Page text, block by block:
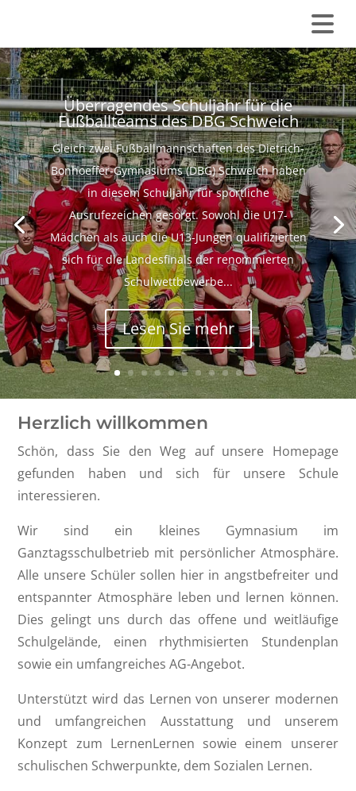
Überragendes Schuljahr für die
Fußballteams des DBG Schweich
Gleich zwei Fußballmannschaften des Dietrich-
Bonhoeffer-Gymnasiums (DBG) Schweich haben
in diesem Schuljahr für sportliche
Ausrufezeichen gesorgt. Sowohl die U17-
Mädchen als auch die U13-Jungen qualifizierten
sich für die Landesfinals der renommierten
Schulwettbewerbe...
Lesen Sie mehr
Herzlich willkommen
Schön, dass Sie den Weg auf unsere Homepage
gefunden haben und sich für unsere Schule
interessieren.
Wir sind ein kleines Gymnasium im
Ganztagsschulbetrieb mit persönlicher Atmosphäre.
Alle unsere Schüler sollen hier in angstbefreiter und
entspannter Atmosphäre leben und lernen können.
Dies gelingt uns durch das offene und weitläufige
Schulgelände, einen rhythmisierten Stundenplan
sowie ein umfangreiches AG-Angebot.
Unterstützt wird das Lernen von unserer modernen
und umfangreichen Ausstattung und unserem
Konzept zum LernenLernen sowie einem unserer
schulischen Schwerpunkte, dem Sozialen Lernen.